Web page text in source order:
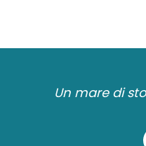
Un mare di